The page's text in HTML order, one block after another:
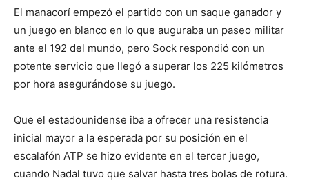
El manacorí empezó el partido con un saque ganador y
un juego en blanco en lo que auguraba un paseo militar
ante el 192 del mundo, pero Sock respondió con un
potente servicio que llegó a superar los 225 kilómetros
por hora asegurándose su juego.
Que el estadounidense iba a ofrecer una resistencia
inicial mayor a la esperada por su posición en el
escalafón ATP se hizo evidente en el tercer juego,
cuando Nadal tuvo que salvar hasta tres bolas de rotura.